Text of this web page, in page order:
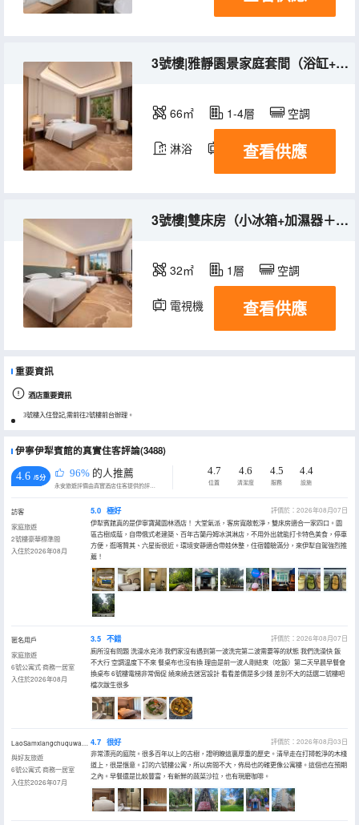
3號樓|雅靜園景家庭套間（浴缸+小冰箱+加濕器）
66㎡ 1-4層 空調
淋浴 電視機 冰箱
查看供應
3號樓|雙床房（小冰箱+加濕器＋熨燙機）
32㎡ 1層 空調
電視機 冰箱
查看供應
重要資訊
酒店重要資訊
3號樓入住登記,需前往2號樓前台辦理。
伊寧伊犁賓館的真實住客評論(3488)
4.6 /5分 96% 的人推薦
永安旅遊評價由真實酒店住客提供的評價。
4.7
位置
4.6
清潔度
4.5
服務
4.4
設施
訪客
家庭旅遊
2號樓豪華標準間
入住於2026年08月
5.0 極好
評價於：2026年08月07日
伊犁賓館真的是伊寧寶藏園林酒店！ 大堂氣派，客房寬敞乾淨，雙床房適合一家四口。園
區古樹成蔭，自帶俄式老建築、百年古蘭丹姆冰淇淋店，不用外出就能打卡特色美食，停車
方便，逛喀贊其、六星街很近。環境安靜適合帶娃休整，住宿體驗滿分，來伊犁自駕強烈推
薦！
匿名用戶
家庭旅遊
6號公寓式·商務一居室
入住於2026年08月
3.5 不錯
評價於：2026年08月07日
廁所沒有問題 洗澡水充沛 我們家沒有遇到第一波洗完第二波需要等的狀態 我們洗澡快 飯
不大行 空調温度下不來 餐桌布也沒有換 理由是前一波人剛結束（吃飯）第二天早晨早餐會
換桌布 6號樓電梯非常侷促 繞來繞去迷宮設計 看看差價是多少錢 差別不大的話選二號樓吧
檔次跋生很多
與好友旅遊
6號公寓式·商務一居室
入住於2026年07月
4.7 很好
評價於：2026年08月03日
非常漂亮的庭院。很多百年以上的古樹，證明瞭這裏厚重的歷史。清早走在打掃乾淨的木棧
道上，很是愜意。訂的六號樓公寓，所以房間不大，佈局也的確更像公寓樓。這個也在預期
之內。早餐還是比較豐富，有新鮮的蔬菜沙拉，也有現磨咖啡。